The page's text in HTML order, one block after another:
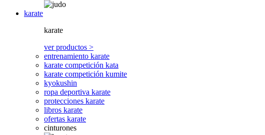
karate
karate
ver productos >
entrenamiento karate
karate competición kata
karate competición kumite
kyokushin
ropa deportiva karate
protecciones karate
libros karate
ofertas karate
cinturones